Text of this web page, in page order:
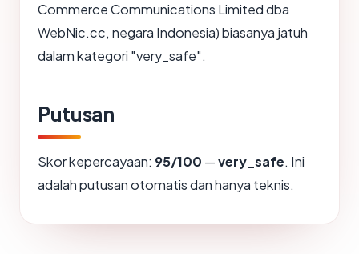
Commerce Communications Limited dba
WebNic.cc, negara Indonesia) biasanya jatuh
dalam kategori "very_safe".
Putusan
Skor kepercayaan: 95/100 —very_safe. Ini
adalah putusan otomatis dan hanya teknis.